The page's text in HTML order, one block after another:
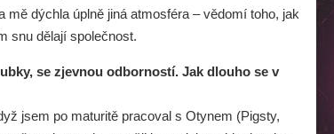
dýchla úplně jiná atmosféra – vědomí toho, jak
snu dělají společnost.
se zjevnou odborností. Jak dlouho se v
jsem po maturitě pracoval s Otynem (Pigsty,